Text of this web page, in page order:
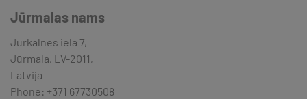
Jūrmalas nams
Jūrkalnes iela 7,
Jūrmala, LV-2011,
Latvija
Phone: +371 67730508